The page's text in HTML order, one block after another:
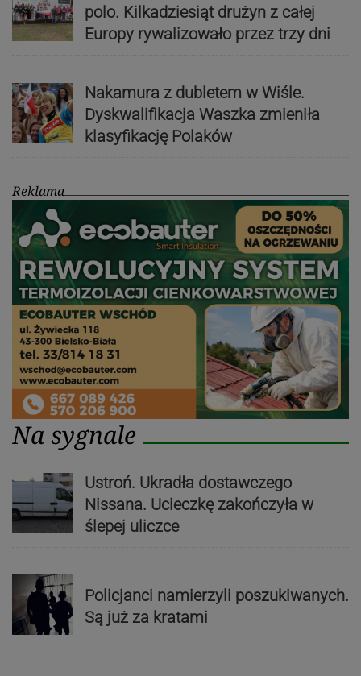
polo. Kilkadziesiąt drużyn z całej
Europy rywalizowało przez trzy dni
Nakamura z dubletem w Wiśle.
Dyskwalifikacja Waszka zmieniła
klasyfikację Polaków
Reklama
Na sygnale
Ustroń. Ukradła dostawczego
Nissana. Ucieczkę zakończyła w
ślepej uliczce
Policjanci namierzyli poszukiwanych.
Są już za kratami